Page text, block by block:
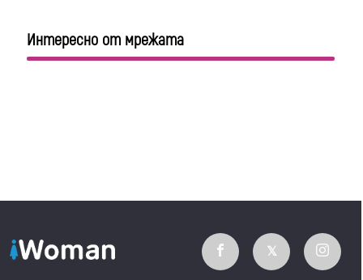
Интересно от мрежата